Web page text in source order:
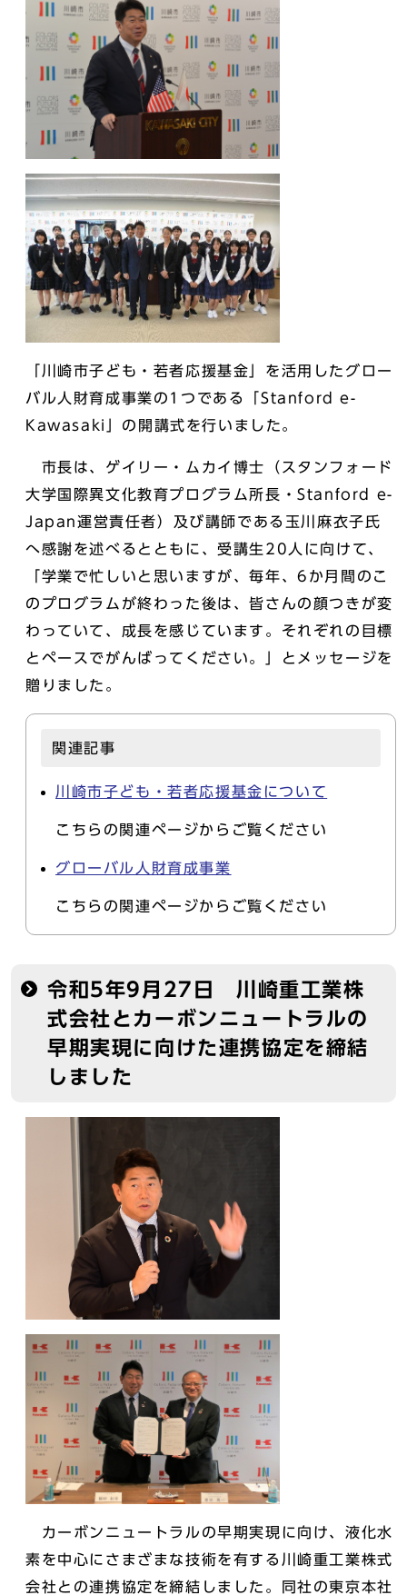
「川崎市子ども・若者応援基金」を活用したグロー
バル人財育成事業の1つである「Stanford e-
Kawasaki」の開講式を行いました。
市長は、ゲイリー・ムカイ博士（スタンフォード
大学国際異文化教育プログラム所長・Stanford e-
Japan運営責任者）及び講師である玉川麻衣子氏
へ感謝を述べるとともに、受講生20人に向けて、
「学業で忙しいと思いますが、毎年、6か月間のこ
のプログラムが終わった後は、皆さんの顔つきが変
わっていて、成長を感じています。それぞれの目標
とペースでがんばってください。」とメッセージを
贈りました。
関連記事
川崎市子ども・若者応援基金について
こちらの関連ページからご覧ください
グローバル人財育成事業
こちらの関連ページからご覧ください
令和5年9月27日 川崎重工業株
式会社とカーボンニュートラルの
早期実現に向けた連携協定を締結
しました
カーボンニュートラルの早期実現に向け、液化水
素を中心にさまざまな技術を有する川崎重工業株式
会社との連携協定を締結しました。同社の東京本社